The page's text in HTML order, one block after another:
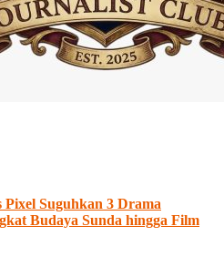
Pixel Suguhkan 3 Drama
Budaya Sunda hingga Film